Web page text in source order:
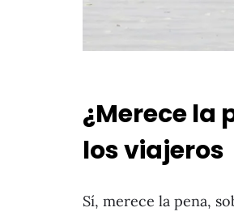
¿Merece la
los viajeros
Sí, merece la pena,